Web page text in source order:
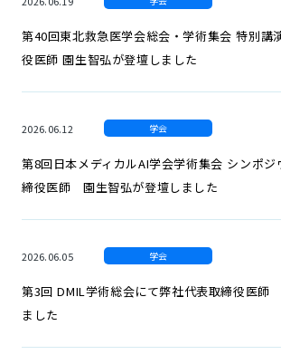
第40回東北救急医学会総会・学術集会 特別講
役医師 園生智弘が登壇しました
2026.06.12 学会
第8回日本メディカルAI学会学術集会 シンポ
締役医師 園生智弘が登壇しました
2026.06.05 学会
第3回 DMIL学術総会にて弊社代表取締役医師
ました